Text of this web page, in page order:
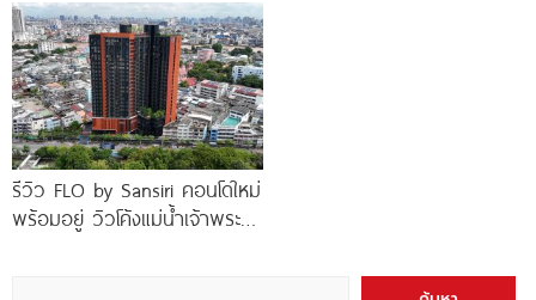
รีวิว FLO by Sansiri คอนโดใหม่
พร้อมอยู่ วิวโค้งแม่น้ำเจ้าพระยา